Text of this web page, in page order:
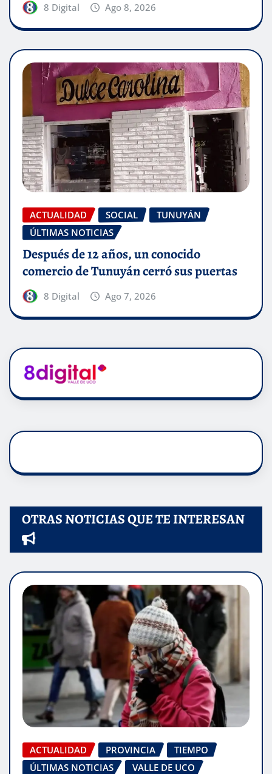
8 Digital Ago 8, 2026
ACTUALIDAD SOCIAL
TUNUYÁN
ÚLTIMAS NOTICIAS
Después de 12 años, un conocido
comercio de Tunuyán cerró sus puertas
8 Digital Ago 7, 2026
OTRAS NOTICIAS QUE TE INTERESAN
ACTUALIDAD PROVINCIA
TIEMPO
ÚLTIMAS NOTICIAS
VALLE DE UCO